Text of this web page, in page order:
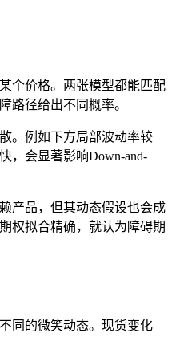
个价格。两张模型都能匹配
路径给出不同概率。
。例如下方局部波动率较
，会显著影响Down-and-
产品，但其动态假设也会成
权拟合精确，就认为障碍期
同的微笑动态。现货变化